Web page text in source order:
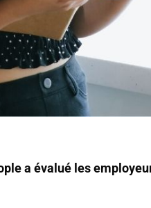
a évalué les